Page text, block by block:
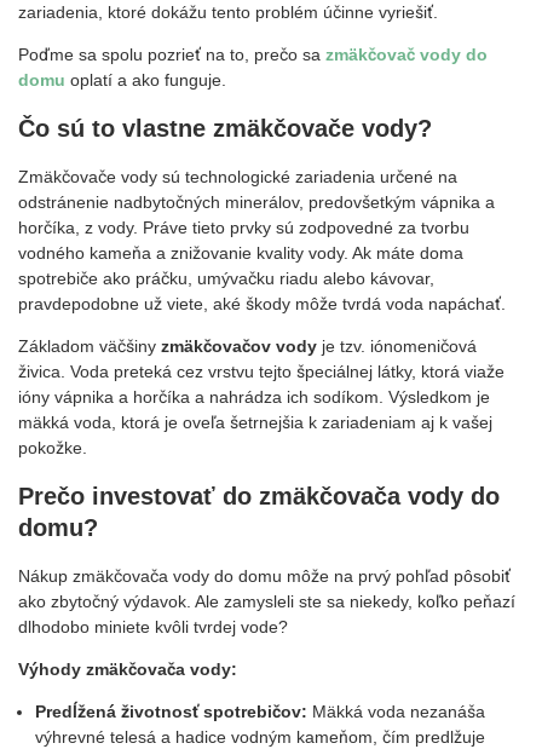
zariadenia, ktoré dokážu tento problém účinne vyriešiť.
Poďme sa spolu pozrieť na to, prečo sa zmäkčovač vody do
domu oplatí a ako funguje.
Čo sú to vlastne zmäkčovače vody?
Zmäkčovače vody sú technologické zariadenia určené na
odstránenie nadbytočných minerálov, predovšetkým vápnika a
horčíka, z vody. Práve tieto prvky sú zodpovedné za tvorbu
vodného kameňa a znižovanie kvality vody. Ak máte doma
spotrebiče ako práčku, umývačku riadu alebo kávovar,
pravdepodobne už viete, aké škody môže tvrdá voda napáchať.
Základom väčšiny zmäkčovačov vody je tzv. iónomeničová
živica. Voda preteká cez vrstvu tejto špeciálnej látky, ktorá viaže
ióny vápnika a horčíka a nahrádza ich sodíkom. Výsledkom je
mäkká voda, ktorá je oveľa šetrnejšia k zariadeniam aj k vašej
pokožke.
Prečo investovať do zmäkčovača vody do
domu?
Nákup zmäkčovača vody do domu môže na prvý pohľad pôsobiť
ako zbytočný výdavok. Ale zamysleli ste sa niekedy, koľko peňazí
dlhodobo miniete kvôli tvrdej vode?
Výhody zmäkčovača vody:
Predĺžená životnosť spotrebičov: Mäkká voda nezanáša
výhrevné telesá a hadice vodným kameňom, čím predlžuje